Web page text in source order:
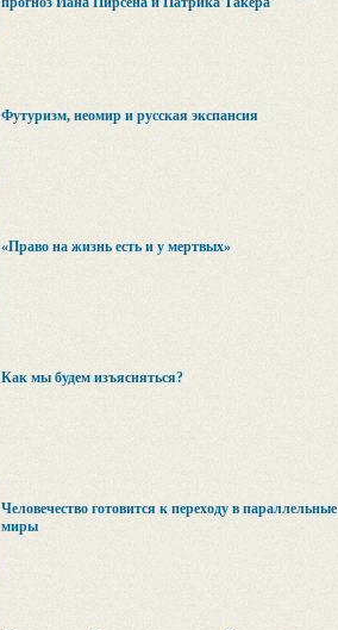
Футуризм, неомир и русская экспансия
«Право на жизнь есть и у мертвых»
Как мы будем изъясняться?
Человечество готовится к переходу в параллельные
миры